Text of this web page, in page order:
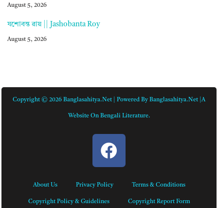
August 5, 2026
যশোবন্ত রায় || Jashobanta Roy
August 5, 2026
Copyright © 2026 Banglasahitya.net | Powered By Banglasahitya.net |A
Website On Bengali Literature.
About Us Privacy Policy Terms & Conditions
Copyright Policy & Guidelines Copyright Report Form